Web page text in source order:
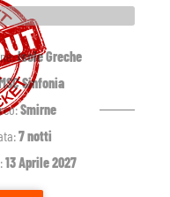
Isole Greche
Sinfonia
Smirne
7 notti
13 Aprile 2027